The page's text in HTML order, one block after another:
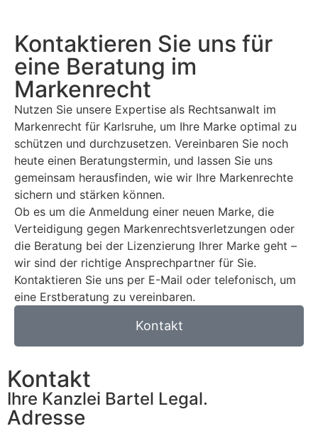
Kontaktieren Sie uns für
eine Beratung im
Markenrecht
Nutzen Sie unsere Expertise als Rechtsanwalt im
Markenrecht für Karlsruhe, um Ihre Marke optimal zu
schützen und durchzusetzen. Vereinbaren Sie noch
heute einen Beratungstermin, und lassen Sie uns
gemeinsam herausfinden, wie wir Ihre Markenrechte
sichern und stärken können.
Ob es um die Anmeldung einer neuen Marke, die
Verteidigung gegen Markenrechtsverletzungen oder
die Beratung bei der Lizenzierung Ihrer Marke geht –
wir sind der richtige Ansprechpartner für Sie.
Kontaktieren Sie uns per E-Mail oder telefonisch, um
eine Erstberatung zu vereinbaren.
Kontakt
Kontakt
Ihre Kanzlei Bartel Legal.
Adresse